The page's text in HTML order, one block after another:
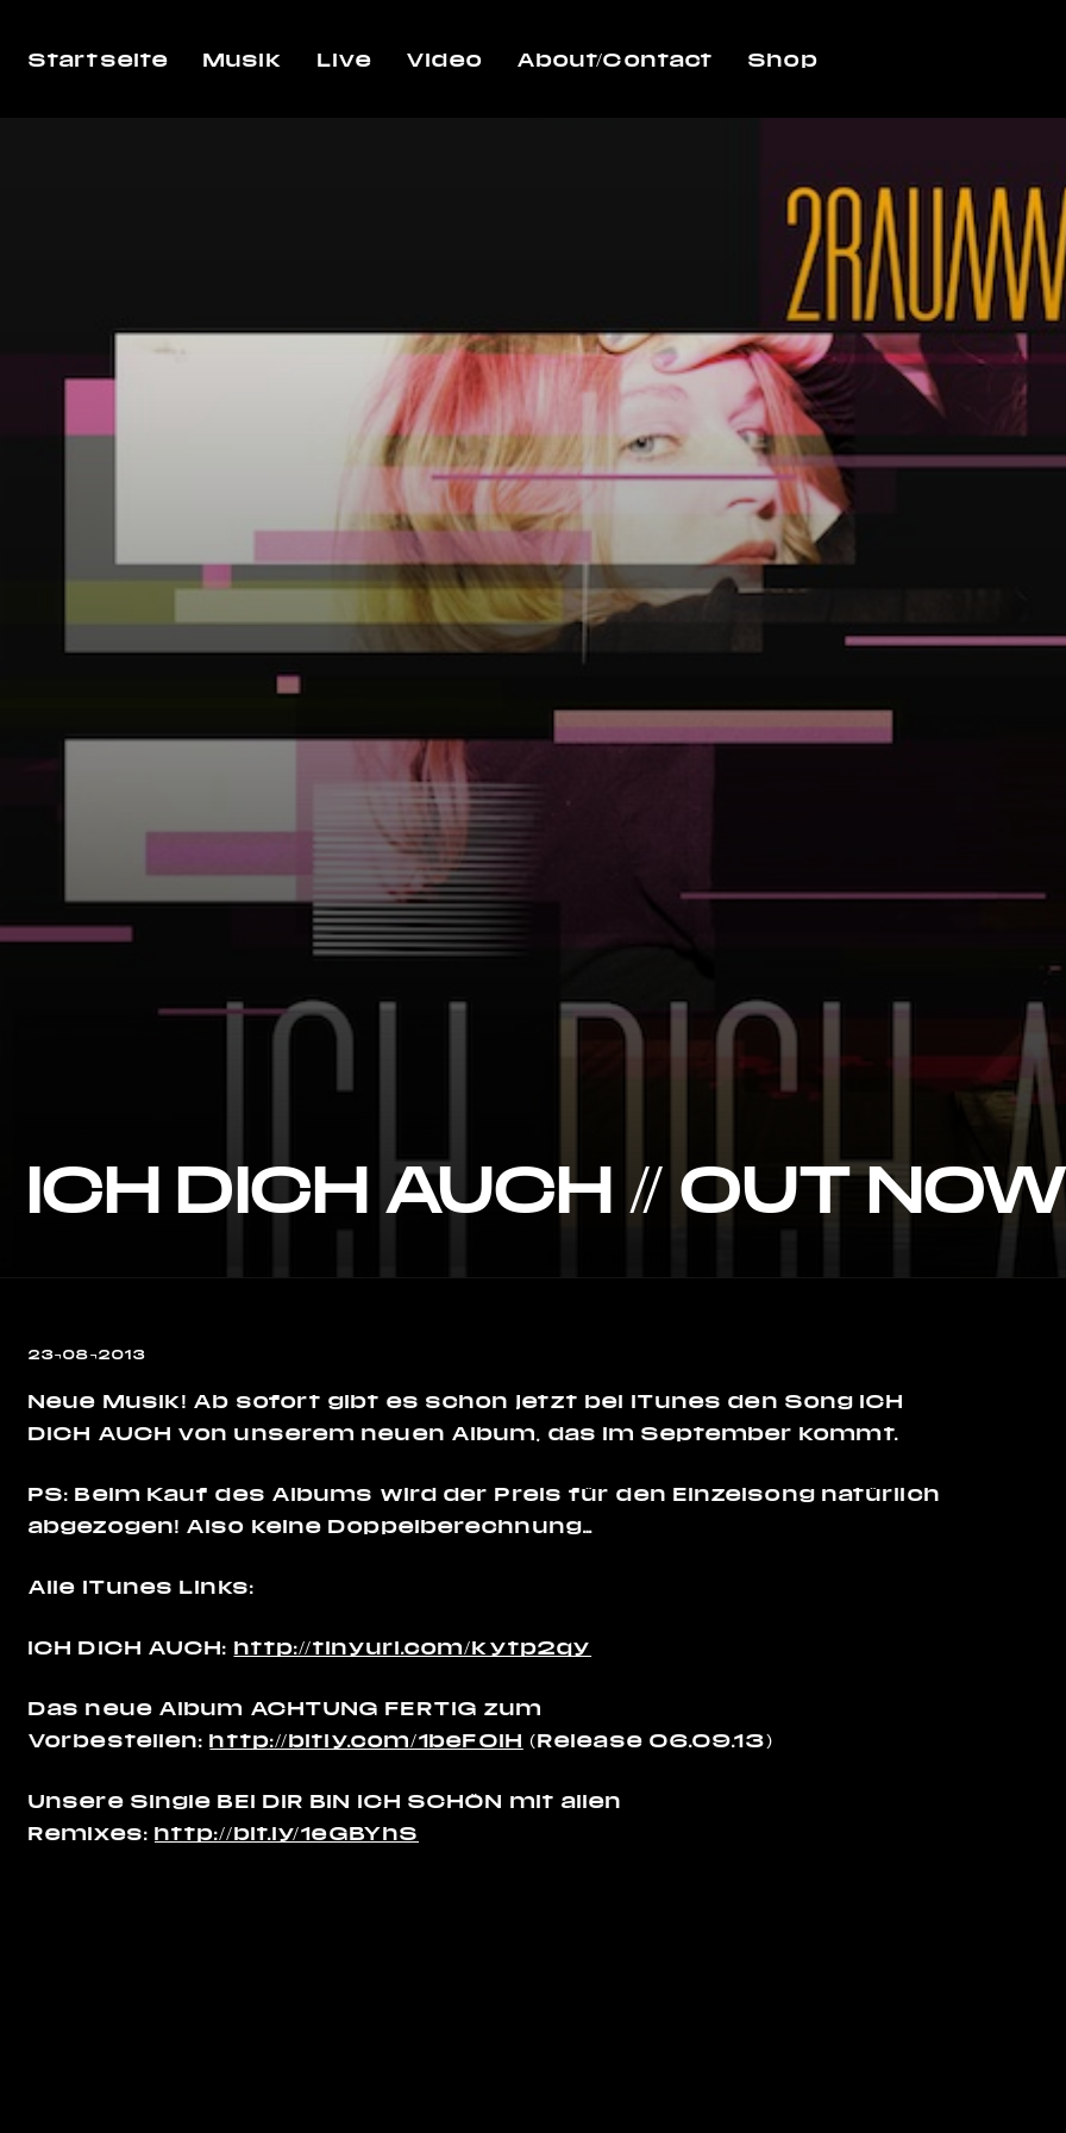
Startseite Musik Live Video About/Contact Shop
ICH DICH AUCH // OUT
23¬08¬2013
Neue Musik! Ab sofort gibt es schon jetzt bei iTunes den Song ICH
DICH AUCH von unserem neuen Album, das im September kommt.
PS: Beim Kauf des Albums wird der Preis für den Einzelsong natürlich
abgezogen! Also keine Doppelberechnung…
Alle iTunes Links:
ICH DICH AUCH: http://tinyurl.com/kytp2qy
Das neue Album ACHTUNG FERTIG zum
Vorbestellen:http://bitly.com/1beFOiH (Release 06.09.13)
Unsere Single BEI DIR BIN ICH SCHÖN mit allen
Remixes: http://bit.ly/1eGBYhS